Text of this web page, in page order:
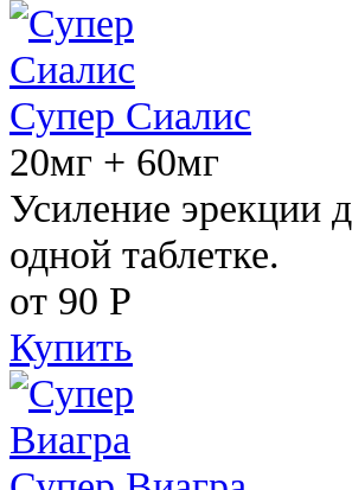
Супер Сиалис
20мг + 60мг
Усиление эрекции
одной таблетке.
от 90 Р
Купить